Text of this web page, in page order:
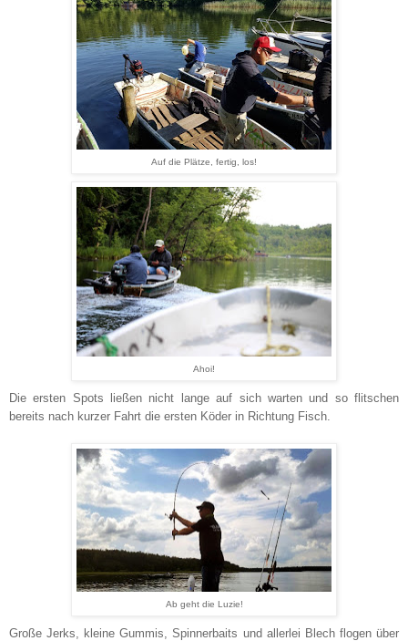
Auf die Plätze, fertig, los!
Ahoi!
Die ersten Spots ließen nicht lange auf sich warten und so flitschen
bereits nach kurzer Fahrt die ersten Köder in Richtung Fisch.
Ab geht die Luzie!
Große Jerks, kleine Gummis, Spinnerbaits und allerlei Blech flogen über